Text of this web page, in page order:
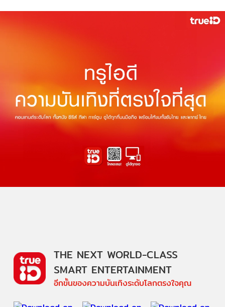
THE NEXT WORLD-CLASS
SMART ENTERTAINMENT
อีกขั้นของความบันเทิงระดับโลกตรงใจคุณ